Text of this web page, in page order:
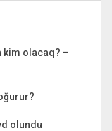
kim olacaq? –
olundu